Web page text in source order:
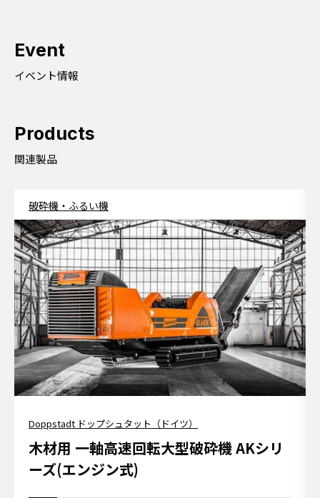
Event
イベント情報
Products
関連製品
破砕機・ふるい機
Doppstadt ドップシュタット（ドイツ）
木材用 一軸高速回転大型破砕機 AKシリ
ーズ(エンジン式)